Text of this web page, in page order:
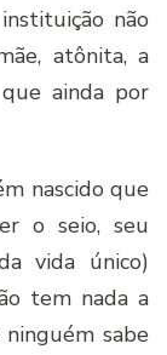
não
atônita, a
ainda por
nascido que
o seio, seu
vida único)
tem nada a
sabe